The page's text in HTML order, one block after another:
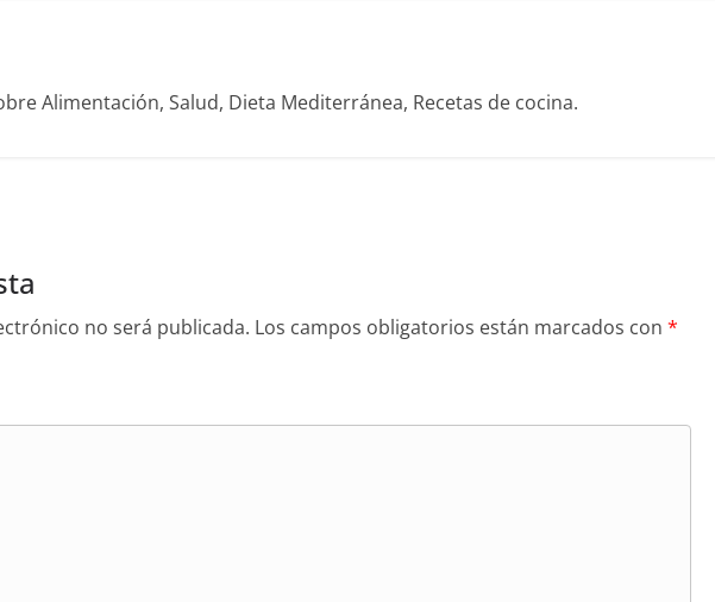
Alimentación, Salud, Dieta Mediterránea, Recetas de cocina.
no será publicada. Los campos obligatorios están marcados con *